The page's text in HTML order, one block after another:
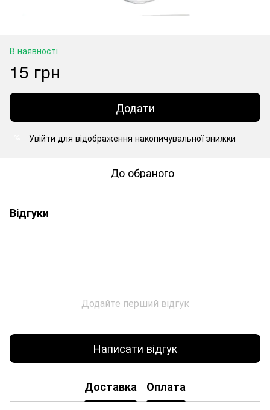
В наявності
15 грн
Додати
Увійти для відображення накопичувальної знижки
До обраного
Відгуки
Додайте перший відгук
Написати відгук
Доставка Оплата